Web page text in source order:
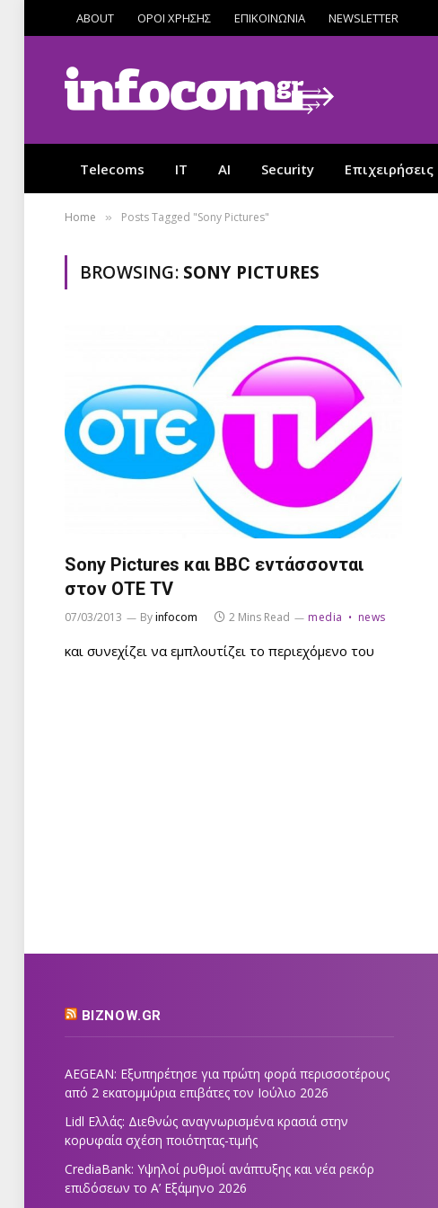
ABOUT ΟΡΟΙ ΧΡΗΣΗΣ ΕΠΙΚΟΙΝΩΝΙΑ NEWSLETTER
Telecoms IT AI Security Επιχειρήσεις
Home » Posts Tagged "Sony Pictures"
BROWSING: SONY PICTURES
Sony Pictures και BBC εντάσσονται
στον ΟΤΕ TV
07/03/2013 Byinfocom 2 Mins Read media news
και συνεχίζει να εμπλουτίζει το περιεχόμενο του
BIZNOW.GR
AEGEAN: Εξυπηρέτησε για πρώτη φορά περισσοτέρους
από 2 εκατομμύρια επιβάτες τον Ιούλιο 2026
Lidl Ελλάς: Διεθνώς αναγνωρισμένα κρασιά στην
κορυφαία σχέση ποιότητας-τιμής
CrediaBank: Υψηλοί ρυθμοί ανάπτυξης και νέα ρεκόρ
επιδόσεων το Α’ Εξάμηνο 2026